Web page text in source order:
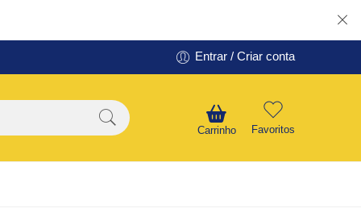
Entrar / Criar conta
Carrinho Favoritos